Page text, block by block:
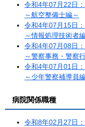
令和4年07月22日
～航空整備士編～
令和4年07月15日
～情報処理技術者
令和4年07月08日
～警察事務・警察
令和4年07月01日
～少年警察補導員
病院関係職種
令和8年02月27日